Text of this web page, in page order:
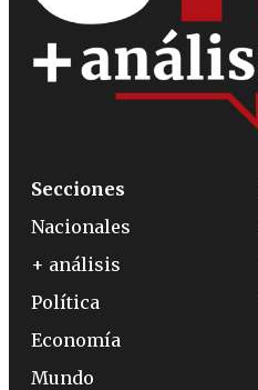
Secciones
Nacionales
+ análisis
Política
Economía
Mundo